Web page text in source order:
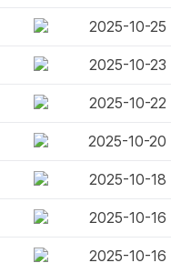
2025-10-25
2025-10-23
2025-10-22
2025-10-20
2025-10-18
2025-10-16
2025-10-16